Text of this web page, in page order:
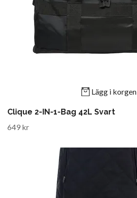
Lägg i korgen
Clique 2-IN-1-Bag 42L Svart
649 kr